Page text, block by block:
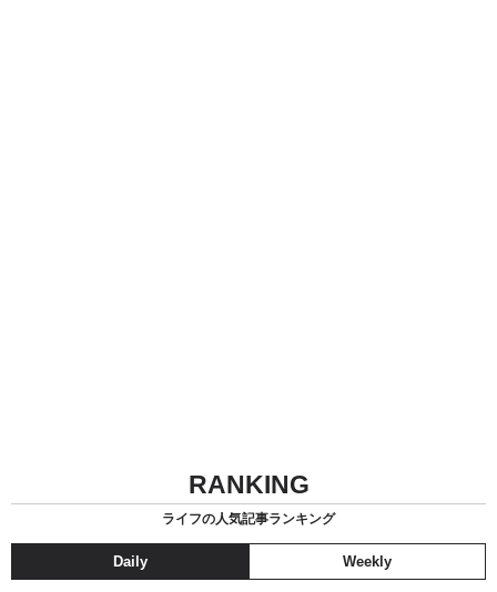
RANKING
ライフの人気記事ランキング
Daily Weekly